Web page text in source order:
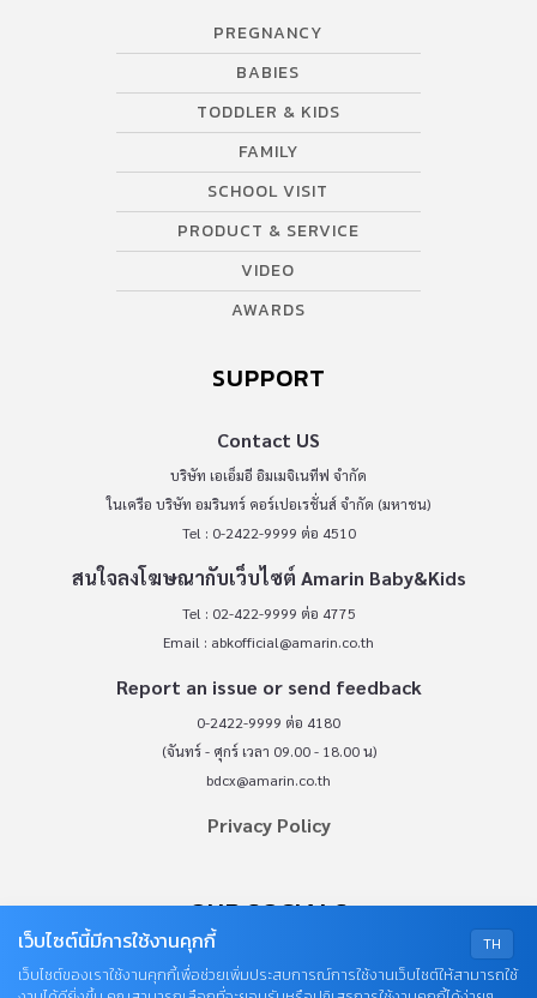
PREGNANCY
BABIES
TODDLER & KIDS
FAMILY
SCHOOL VISIT
PRODUCT & SERVICE
VIDEO
AWARDS
SUPPORT
Contact US
บริษัท เอเอ็มอี อิมเมจิเนทีฟ จำกัด
ในเครือ บริษัท อมรินทร์ คอร์เปอเรชั่นส์ จำกัด (มหาชน)
Tel : 0-2422-9999 ต่อ 4510
สนใจลงโฆษณากับเว็บไซต์ Amarin Baby&Kids
Tel : 02-422-9999 ต่อ 4775
Email : abkofficial@amarin.co.th
Report an issue or send feedback
0-2422-9999 ต่อ 4180
(จันทร์ - ศุกร์ เวลา 09.00 - 18.00 น)
bdcx@amarin.co.th
Privacy Policy
OUR SOCIALS
TH
เว็บไซต์นี้มีการใช้งานคุกกี้
เว็บไซต์ของเราใช้งานคุกกี้เพื่อช่วยเพิ่มประสบการณ์การใช้งานเว็บไซต์ให้สามารถใช้